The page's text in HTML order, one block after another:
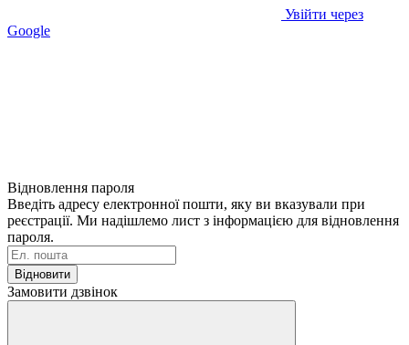
Увійти через
Google
Відновлення пароля
Введіть адресу електронної пошти, яку ви вказували при
реєстрації. Ми надішлемо лист з інформацією для відновлення
пароля.
Відновити
Замовити дзвінок